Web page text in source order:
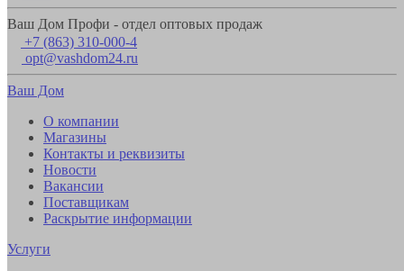
Ваш Дом Профи - отдел оптовых продаж
+7 (863) 310-000-4
opt@vashdom24.ru
Ваш Дом
О компании
Магазины
Контакты и реквизиты
Новости
Вакансии
Поставщикам
Раскрытие информации
Услуги